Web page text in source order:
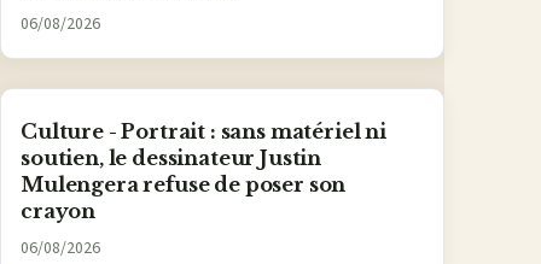
06/08/2026
Culture - Portrait : sans matériel ni
soutien, le dessinateur Justin
Mulengera refuse de poser son
crayon
06/08/2026